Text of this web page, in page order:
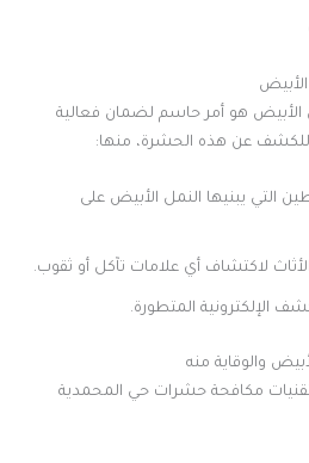
الأبيض هو أمر حاسم لضمان فعالية
عن هذه الحشرة، منها:
التي يبنيها النمل الأبيض على
لاكتشاف أي علامات تآكل أو ثقوب.
الإلكترونية المتطورة.
والوقاية منه
مكافحة حشرات حي المحمدية